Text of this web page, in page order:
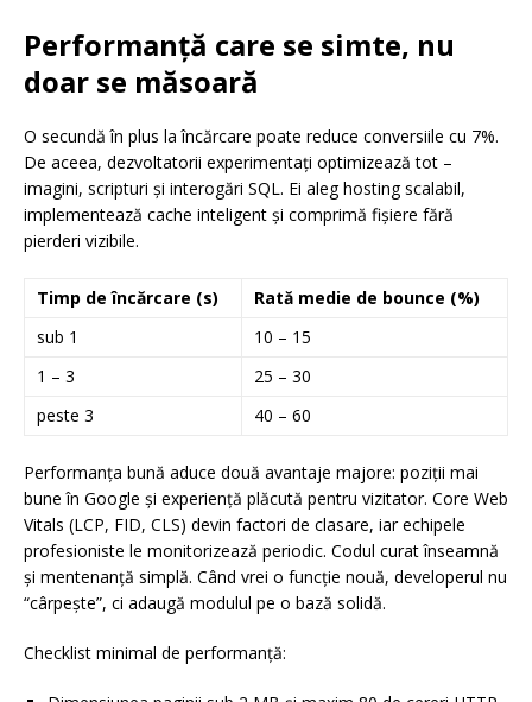
Performanță care se simte, nu
doar se măsoară
O secundă în plus la încărcare poate reduce conversiile cu 7%.
De aceea, dezvoltatorii experimentați optimizează tot –
imagini, scripturi și interogări SQL. Ei aleg hosting scalabil,
implementează cache inteligent și comprimă fișiere fără
pierderi vizibile.
Timp de încărcare (s)
Rată medie de bounce (%)
sub 1
10 – 15
1 – 3
25 – 30
peste 3
40 – 60
Performanța bună aduce două avantaje majore: poziții mai
bune în Google și experiență plăcută pentru vizitator. Core Web
Vitals (LCP, FID, CLS) devin factori de clasare, iar echipele
profesioniste le monitorizează periodic. Codul curat înseamnă
și mentenanță simplă. Când vrei o funcție nouă, developerul nu
“cârpește”, ci adaugă modulul pe o bază solidă.
Checklist minimal de performanță: